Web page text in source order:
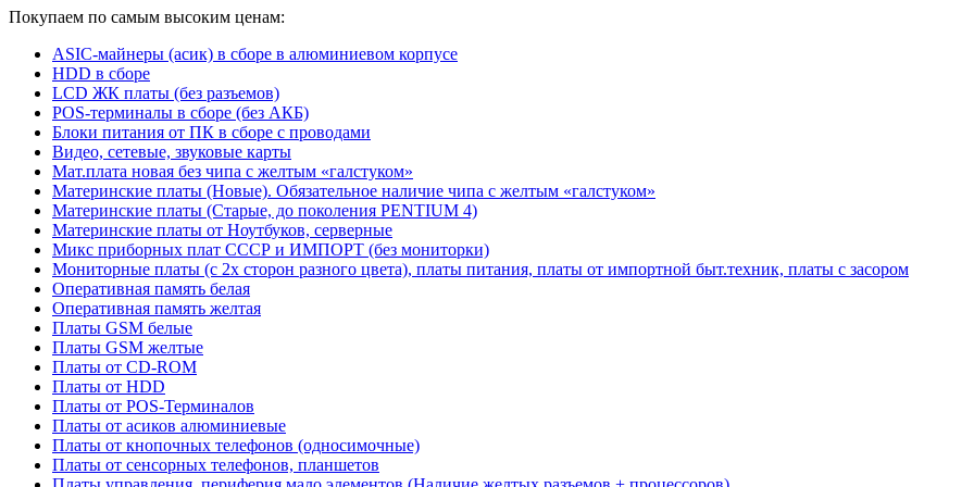
Покупаем по самым высоким ценам:
ASIC-майнеры (асик) в сборе в алюминиевом корпусе
HDD в сборе
LCD ЖК платы (без разъемов)
POS-терминалы в сборе (без АКБ)
Блоки питания от ПК в сборе с проводами
Видео, сетевые, звуковые карты
Мат.плата новая без чипа с желтым «галстуком»
Материнские платы (Новые). Обязательное наличие чипа с желтым «галстуком»
Материнские платы (Старые, до поколения PENTIUM 4)
Материнские платы от Ноутбуков, серверные
Микс приборных плат СССР и ИМПОРТ (без мониторки)
Мониторные платы (с 2х сторон разного цвета), платы питания, платы от импортной быт.техник, платы с засором
Оперативная память белая
Оперативная память желтая
Платы GSM белые
Платы GSM желтые
Платы от CD-ROM
Платы от HDD
Платы от POS-Терминалов
Платы от асиков алюминиевые
Платы от кнопочных телефонов (односимочные)
Платы от сенсорных телефонов, планшетов